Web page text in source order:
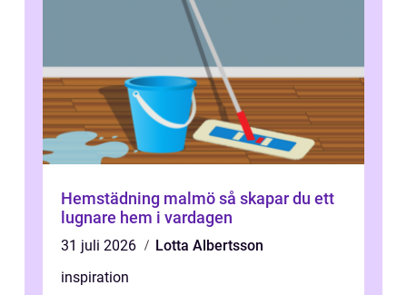
Hemstädning malmö så skapar du ett
lugnare hem i vardagen
31 juli 2026
Lotta Albertsson
inspiration